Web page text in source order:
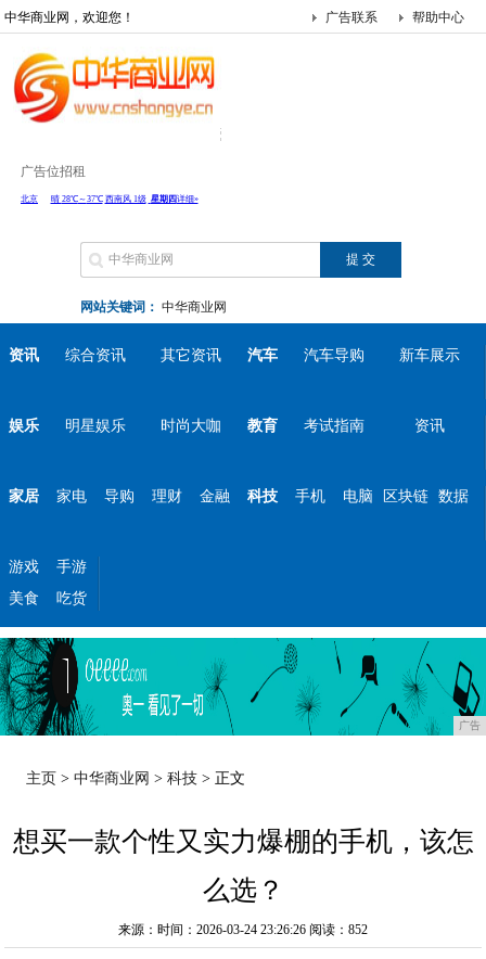
中华商业网，欢迎您！ 帮助中心
广告联系
广告位招租
网站关键词： 中华商业网
资讯 综合资讯 其它资讯 汽车 汽车导购 新车展示
娱乐 明星娱乐 时尚大咖 教育 考试指南 资讯
家居 家电 导购 理财 金融 科技 手机 电脑 区块链 数据
游戏
手游
美食
吃货
广告
主页 >中华商业网 >科技 > 正文
想买一款个性又实力爆棚的手机，该怎
么选？
来源：时间：2026-03-24 23:26:26 阅读：852